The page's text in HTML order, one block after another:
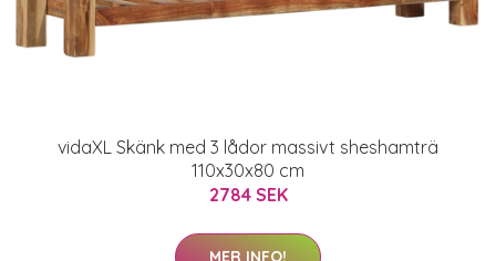
vidaXL Skänk med 3 lådor massivt sheshamträ
110x30x80 cm
2784 SEK
MER INFO!